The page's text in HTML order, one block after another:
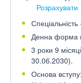
Розрахувати
Денна форма
3 роки 9
30.06.2030).
Основа